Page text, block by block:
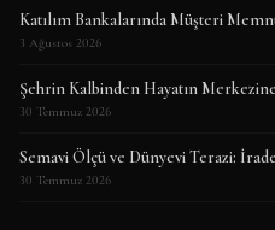
Katılım Bankalarında Müşteri
3 Ağustos 2026
Şehrin Kalbinden Hayatın
30 Temmuz 2026
Semavi Ölçü ve Dünyevi Terazi:
30 Temmuz 2026